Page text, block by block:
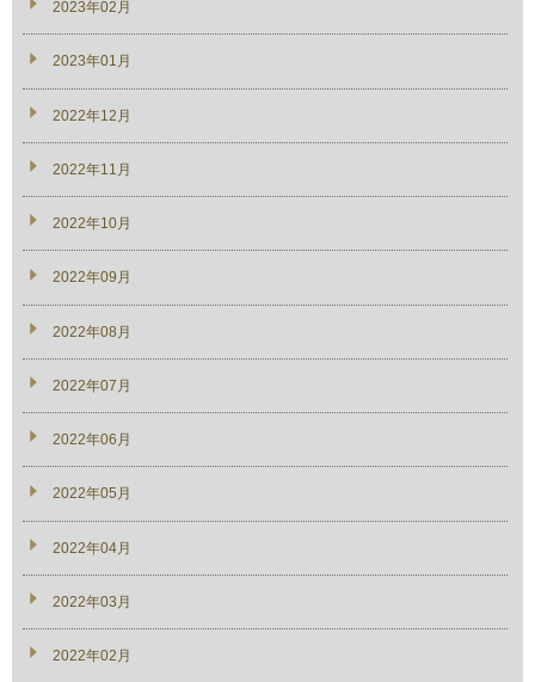
2023年02月
2023年01月
2022年12月
2022年11月
2022年10月
2022年09月
2022年08月
2022年07月
2022年06月
2022年05月
2022年04月
2022年03月
2022年02月